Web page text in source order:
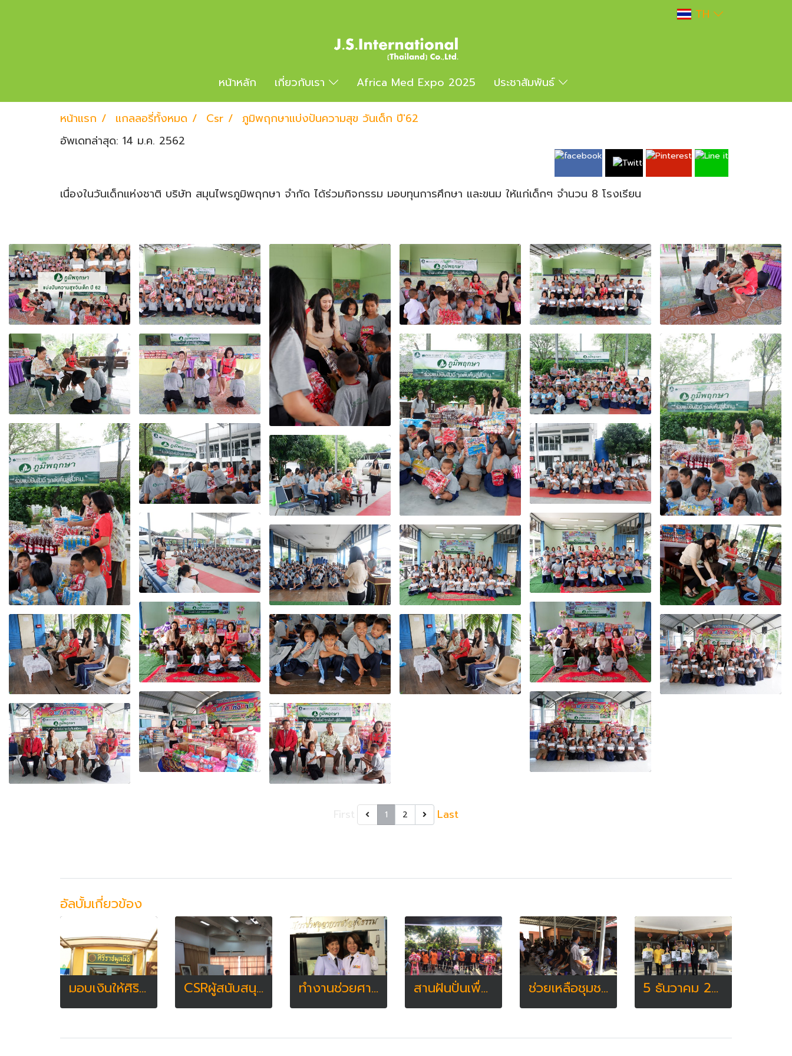
TH
หน้าหลัก เกี่ยวกับเรา Africa Med Expo 2025 ประชาสัมพันธ์
หน้าแรก แกลลอรี่ทั้งหมด Csr
ภูมิพฤกษาแบ่งปันความสุข วันเด็ก ปี'62
อัพเดทล่าสุด: 14 ม.ค. 2562
เนื่องในวันเด็กแห่งชาติ บริษัท สมุนไพรภูมิพฤกษา จำกัด ได้ร่วมกิจกรรม มอบทุนการศึกษา และขนม ให้แก่เด็กๆ จำนวน 8 โรงเรียน
1 2 Last
อัลบั้มเกี่ยวข้อง
มอบเงินให้ศิริราชมูลนิธิ CSRผู้สนับสนุนหลักในการส่งเสริมสอนการเขียนภาพ ทำงานช่วยศาลแรงงาน สานฝันปั่นเพื่อน้อง ช่วยเหลือชุมชน 5 ธันวาคม 2561 อาจารย์ดินหิน ร่วมกับ สมุนไพรภูมิพฤกษา